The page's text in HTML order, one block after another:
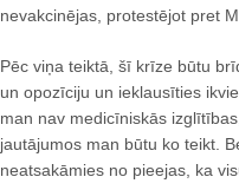
nevakcinējas, protestējot pret
Pēc viņa teiktā, šī krīze būtu
un opozīciju un ieklausīties
man nav medicīniskās
jautājumos man būtu ko teikt.
neatsakāmies no pieejas, ka